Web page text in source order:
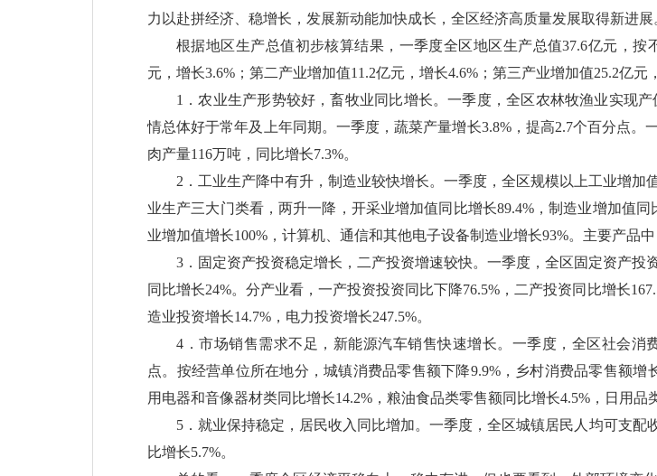
力以赴拼经济、稳增长，发展新动能加快成长，全区经济高质量发展取得新进展
根据地区生产总值初步核算结果，一季度全区地区生产总值37.6亿元，
元，增长3.6%；第二产业增加值11.2亿元，增长4.6%；第三产业增加值25.2亿元
1．农业生产形势较好，畜牧业同比增长。一季度，全区农林牧渔业实现
情总体好于常年及上年同期。一季度，蔬菜产量增长3.8%，提高2.7个百分点。
肉产量116万吨，同比增长7.3%。
2．工业生产降中有升，制造业较快增长。一季度，全区规模以上工业增加
业生产三大门类看，两升一降，开采业增加值同比增长89.4%，制造业增加值
业增加值增长100%，计算机、通信和其他电子设备制造业增长93%。主要产品
3．固定资产投资稳定增长，二产投资增速较快。一季度，全区固定资产投
同比增长24%。分产业看，一产投资投资同比下降76.5%，二产投资同比增长
造业投资增长14.7%，电力投资增长247.5%。
4．市场销售需求不足，新能源汽车销售快速增长。一季度，全区社会消
点。按经营单位所在地分，城镇消费品零售额下降9.9%，乡村消费品零售额
用电器和音像器材类同比增长14.2%，粮油食品类零售额同比增长4.5%，日用品
5．就业保持稳定，居民收入同比增加。一季度，全区城镇居民人均可支配
比增长5.7%。